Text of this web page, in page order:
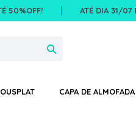
50%OFF! ATÉ DIA 31/07
CAPA DE ALMOFADA